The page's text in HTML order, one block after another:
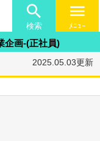

検索
menu
ﾒﾆｭｰ
企画-(正社員)
2025.05.03更新